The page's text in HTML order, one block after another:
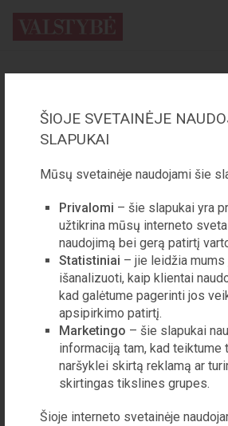
Prisijungti prie
Pamiršote
Privatumo politika
Reklamos galimybės
Kontaktinė
ŠIOJE SVETAINĖJE
SLAPUKAI
Mūsų svetainėje naudojami šie
Privalomi – šie slapukai yra
užtikrina mūsų interneto
naudojimą bei gerą patirtį
Statistiniai – jie leidžia
išanalizuoti, kaip klientai
kad galėtume pagerinti jos
apsipirkimo patirtį.
Marketingo – šie slapukai
informaciją tam, kad teiktume
naršyklei skirtą reklamą ar
skirtingas tikslines grupes.
Šioje interneto svetainėje